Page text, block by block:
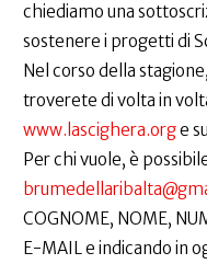
chiediamo una
sostenere i progetti di
Nel corso della
troverete di volta in
www.lascighera.orge
Per chi vuole, è
COGNOME, NOME,
E-MAIL e indicando in